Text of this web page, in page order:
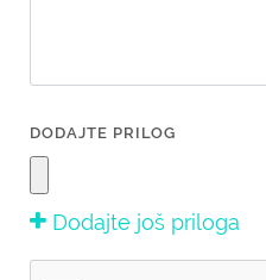
DODAJTE PRILOG
Dodajte još priloga